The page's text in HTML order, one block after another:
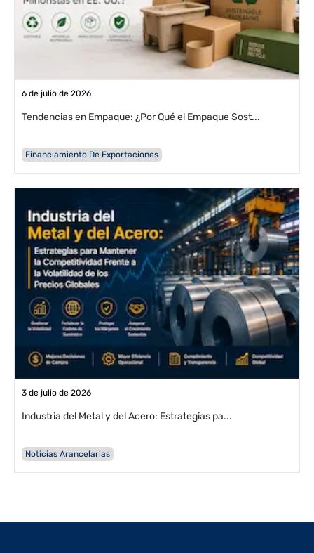
6 de julio de 2026
Tendencias en Empaque: ¿Por Qué el Empaque Sost...
Financiamiento De Exportaciones
3 de julio de 2026
Industria del Metal y del Acero: Estrategias pa...
Noticias Arancelarias